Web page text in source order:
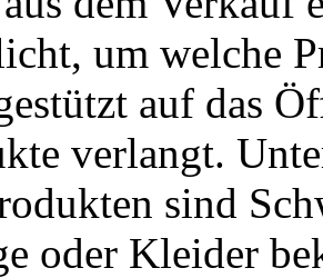
um welche
auf das
verlangt.
sind
oder Kleider